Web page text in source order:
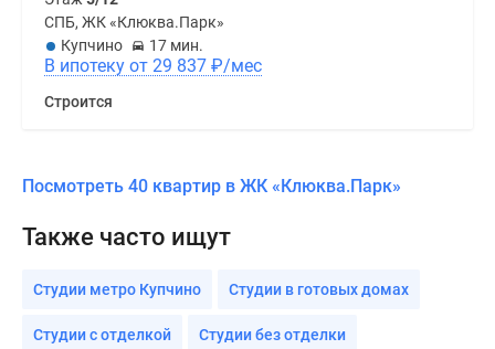
СПБ, ЖК «Клюква.Парк»
Купчино
17 мин.
В ипотеку от 29 837 ₽/мес
Строится
Посмотреть 40 квартир в ЖК «Клюква.Парк»
Также часто ищут
Студии метро Купчино Студии в готовых домах
Студии с отделкой Студии без отделки